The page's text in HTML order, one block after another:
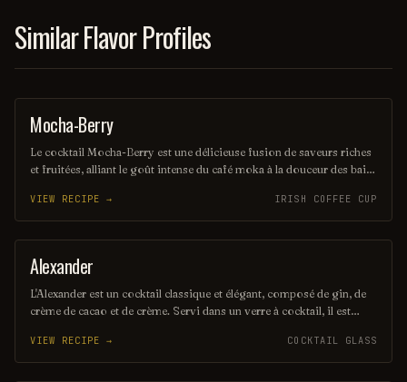
Similar Flavor Profiles
COFFEE / TEA
Mocha-Berry
Le cocktail Mocha-Berry est une délicieuse fusion de saveurs riches
et fruitées, alliant le goût intense du café moka à la douceur des baies
gourmande, parfaite pour les amateurs de cocktails innovants. Une
touche de crème légère couronne ce mélange savoureux, créant un
équilibre parfait entre café et fruits.
VIEW RECIPE → IRISH COFFEE CUP
ORDINARY DRINK
Alexander
L'Alexander est un cocktail classique et élégant, composé de gin, de
crème de cacao et de crème. Servi dans un verre à cocktail, il est
mélange onctueux et savoureux en fait un choix parfait pour les
amateurs de cocktails raffinés.
VIEW RECIPE → COCKTAIL GLASS